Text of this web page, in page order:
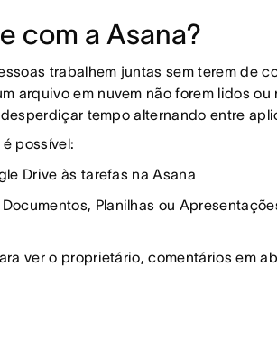
com a Asana?
trabalhem juntas sem terem de
arquivo em nuvem não forem lidos
tempo alternando entre
possível:
Drive às tarefas na Asana
Planilhas ou
ver o proprietário, comentários em